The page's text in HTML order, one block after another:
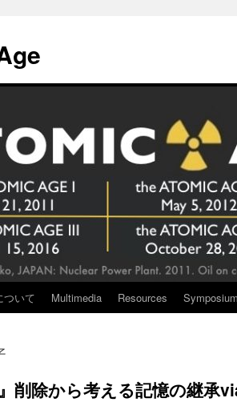
ついて Multimedia Resources
削除から考える記憶の継承